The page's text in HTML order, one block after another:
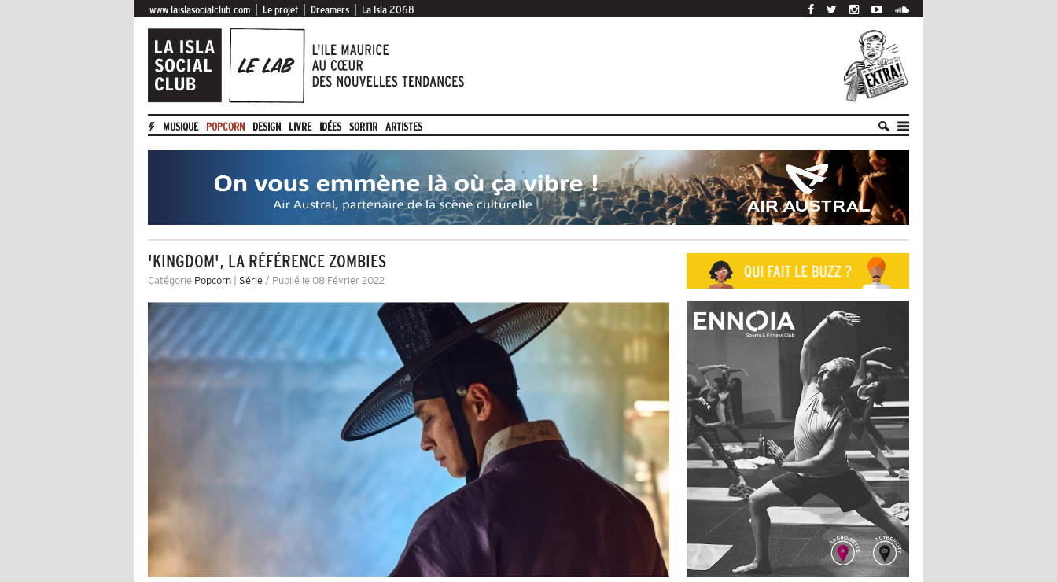
www.laislasocialclub.com Le projet Dreamers La Isla 2068
MUSIQUE POPCORN DESIGN LIVRE IDÉES SORTIR ARTISTES
'KINGDOM', LA RÉFÉRENCE ZOMBIES
Catégorie Popcorn Série / Publié le 08 Février 2022